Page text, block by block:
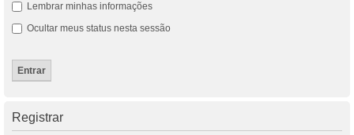
Lembrar minhas informações
Ocultar meus status nesta sessão
Registrar